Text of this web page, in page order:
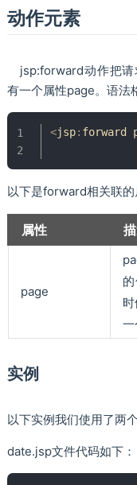
动作元素
jsp:forward动作把请
有一个属性page。语法
<jsp: forward
以下是forward相关联的
属性
page
实例
以下实例我们使用了两
date.jsp文件代码如下：